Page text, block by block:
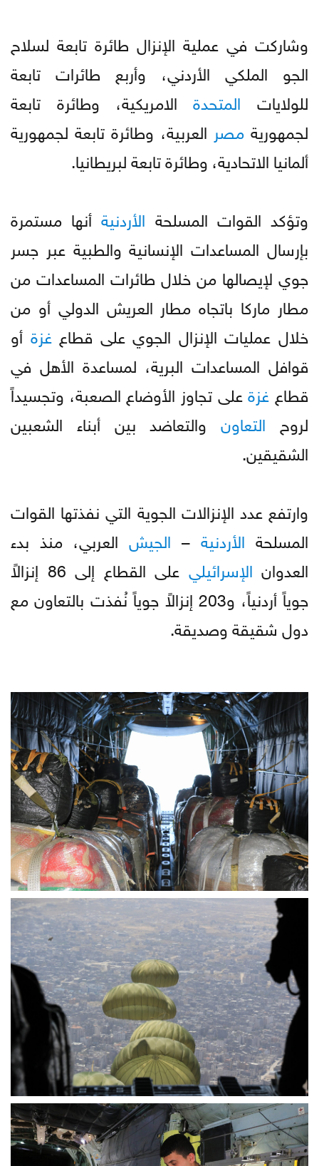
وشاركت في عملية الإنزال طائرة تابعة لسلاح
الجو الملكي الأردني، وأربع طائرات تابعة
للولايات المتحدةالامريكية، وطائرة تابعة
لجمهوريةمصر العربية، وطائرة تابعة لجمهورية
ألمانيا الاتحادية، وطائرة تابعة لبريطانيا.
وتؤكد القوات المسلحة الأردنيةأنها مستمرة
بإرسال المساعدات الإنسانية والطبية عبر جسر
جوي لإيصالها من خلال طائرات المساعدات من
مطار ماركا باتجاه مطار العريش الدولي أو من
خلال عمليات الإنزال الجوي على قطاعغزة أو
قوافل المساعدات البرية، لمساعدة الأهل في
قطاع غزةعلى تجاوز الأوضاع الصعبة، وتجسيداً
لروح التعاونوالتعاضد بين أبناء الشعبين
الشقيقين.
وارتفع عدد الإنزالات الجوية التي نفذتها القوات
المسلحة الأردنية – الجيش العربي، منذ بدء
العدوان الإسرائيلي
على القطاع إلى 86 إنزالاً
جوياً أردنياً، و203 إنزالاً جوياً نُفذت بالتعاون مع
دول شقيقة وصديقة.